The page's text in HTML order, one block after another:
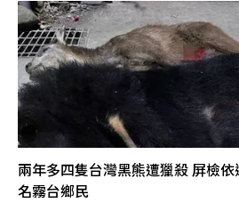
兩年多四隻台灣黑熊遭獵殺 屏檢
名霧台鄉民